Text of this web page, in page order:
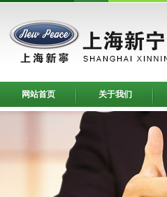
网站首页 关于我们